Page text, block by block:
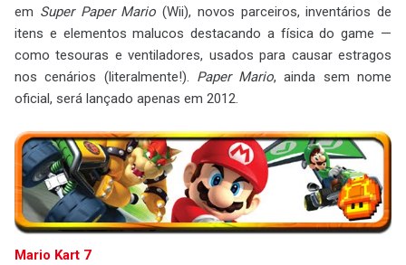
em Super Paper Mario (Wii), novos parceiros, inventários de
itens e elementos malucos destacando a física do game —
como tesouras e ventiladores, usados para causar estragos
nos cenários (literalmente!). Paper Mario, ainda sem nome
oficial, será lançado apenas em 2012.
Mario Kart 7